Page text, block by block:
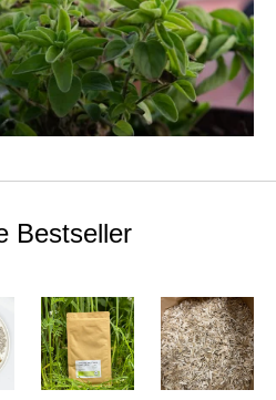
Bestseller